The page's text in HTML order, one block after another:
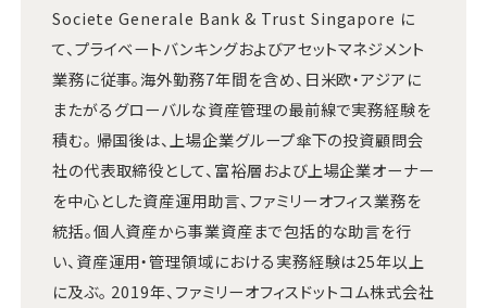
Societe Generale Bank & Trust Singapore に
て、プライベートバンキングおよびアセットマネジメント
業務に従事。海外勤務7年間を含め、日米欧・アジアに
またがるグローバルな資産管理の最前線で実務経験を
積む。 帰国後は、上場企業グループ傘下の投資顧問会
社の代表取締役として、富裕層および上場企業オーナー
を中心とした資産運用助言、ファミリーオフィス業務を
統括。個人資産から事業資産まで包括的な助言を行
い、資産運用・管理領域における実務経験は25年以上
に及ぶ。 2019年、ファミリーオフィスドットコム株式会社